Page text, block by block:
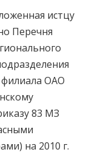
истцу
Перечня
филиала ОАО
83 МЗ
на 2010 г.